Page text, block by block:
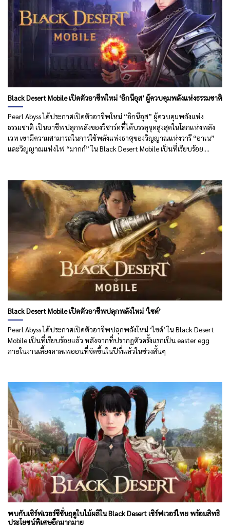
Black Desert Mobile เปิดตัวอาชีพใหม่ ‘อิกนีอุส’ ผู้ควบคุมพลังแห่งธรรมชาติ
Pearl Abyss ได้ประกาศเปิดตัวอาชีพใหม่ “อิกนีอุส” ผู้ควบคุมพลังแห่ง
ธรรมชาติ เป็นอาชีพปลุกพลังของวิซาร์ดที่ได้บรรลุจุดสูงสุดในโลกแห่งพลัง
เวท เขามีความสามารถในการใช้พลังแห่งธาตุของวิญญาณแห่งวารี “อาเน”
และวิญญาณแห่งไฟ “มากก์” ใน Black Desert Mobile เป็นที่เรียบร้อย....
Black Desert Mobile เปิดตัวอาชีพปลุกพลังใหม่ ‘ไซด์’
Pearl Abyss ได้ประกาศเปิดตัวอาชีพปลุกพลังใหม่ ‘ไซด์’ ใน Black Desert
Mobile เป็นที่เรียบร้อยแล้ว หลังจากที่ปรากฏตัวครั้งแรกเป็น easter egg
ภายในงานเลี้ยงคาลเพออนที่จัดขึ้นในปีที่แล้วในช่วงสั้นๆ
พบกับเซิร์ฟเวอร์ซีซั่นฤดูใบไม้ผลิใน Black Desert เซิร์ฟเวอร์ไทย พร้อมสิทธิ
ประโยชน์พิเศษอีกมากมาย